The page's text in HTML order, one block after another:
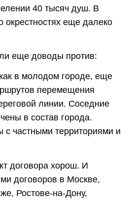
40 тысяч душ. В
окрестностях еще далеко
еще доводы против:
в молодом городе, еще
перемещения
линии. Соседние
в состав города.
с частными территориями и
договора хорош. И
договоров в Москве,
Ростове-на-Дону,